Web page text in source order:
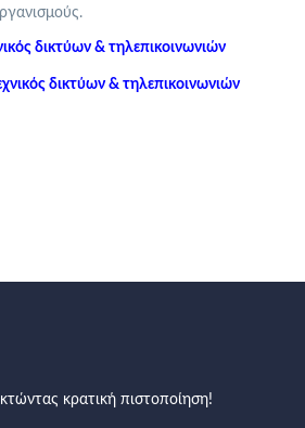
δικτύων & τηλεπικοινωνιών
δικτύων & τηλεπικοινωνιών
κρατική πιστοποίηση!